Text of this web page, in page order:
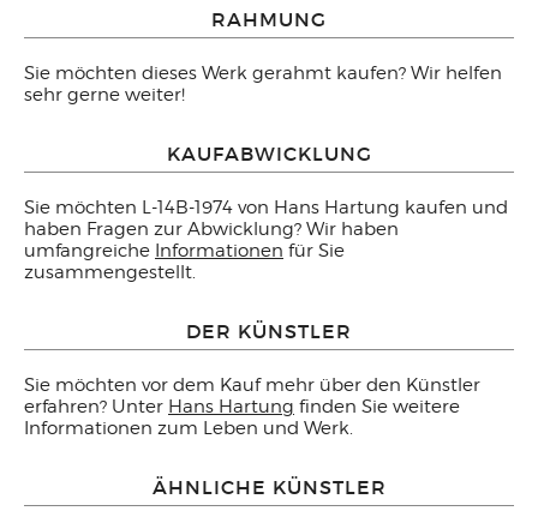
RAHMUNG
Sie möchten dieses Werk gerahmt kaufen? Wir helfen
sehr gerne weiter!
KAUFABWICKLUNG
Sie möchten L-14B-1974 von Hans Hartung kaufen und
haben Fragen zur Abwicklung? Wir haben
umfangreiche Informationen für Sie
zusammengestellt.
DER KÜNSTLER
Sie möchten vor dem Kauf mehr über den Künstler
erfahren? Unter Hans Hartung finden Sie weitere
Informationen zum Leben und Werk.
ÄHNLICHE KÜNSTLER